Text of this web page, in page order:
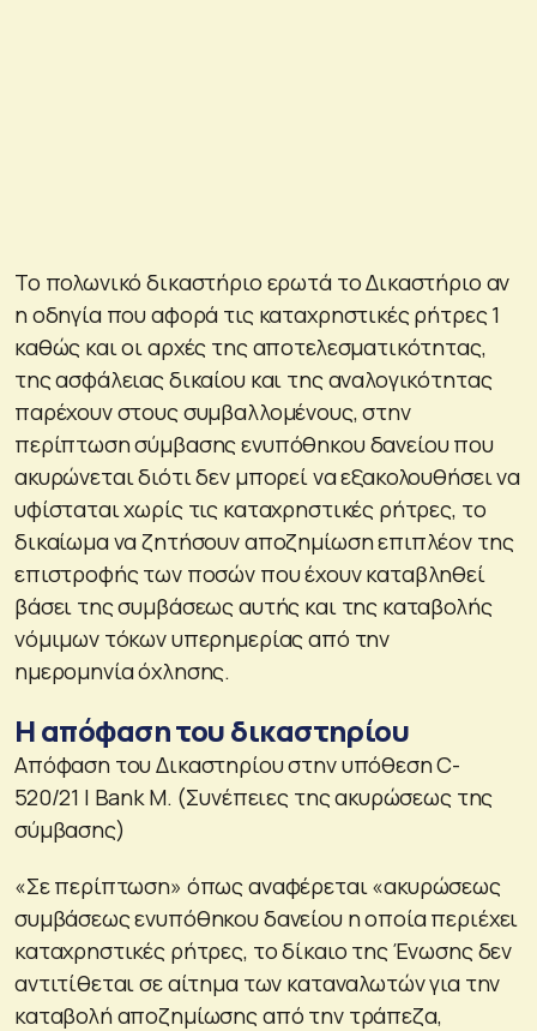
Το πολωνικό δικαστήριο ερωτά το Δικαστήριο αν
η οδηγία που αφορά τις καταχρηστικές ρήτρες 1
καθώς και οι αρχές της αποτελεσματικότητας,
της ασφάλειας δικαίου και της αναλογικότητας
παρέχουν στους συμβαλλομένους, στην
περίπτωση σύμβασης ενυπόθηκου δανείου που
ακυρώνεται διότι δεν μπορεί να εξακολουθήσει να
υφίσταται χωρίς τις καταχρηστικές ρήτρες, το
δικαίωμα να ζητήσουν αποζημίωση επιπλέον της
επιστροφής των ποσών που έχουν καταβληθεί
βάσει της συμβάσεως αυτής και της καταβολής
νόμιμων τόκων υπερημερίας από την
ημερομηνία όχλησης.
Η απόφαση του δικαστηρίου
Απόφαση του Δικαστηρίου στην υπόθεση C-
520/21 | Bank M. (Συνέπειες της ακυρώσεως της
σύμβασης)
«Σε περίπτωση» όπως αναφέρεται «ακυρώσεως
συμβάσεως ενυπόθηκου δανείου η οποία περιέχει
καταχρηστικές ρήτρες, το δίκαιο της Ένωσης δεν
αντιτίθεται σε αίτημα των καταναλωτών για την
καταβολή αποζημίωσης από την τράπεζα,